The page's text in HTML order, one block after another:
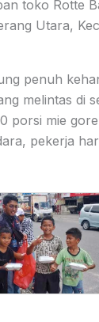
toko Rotte
Utara,
penuh
melintas di
porsi mie
pekerja